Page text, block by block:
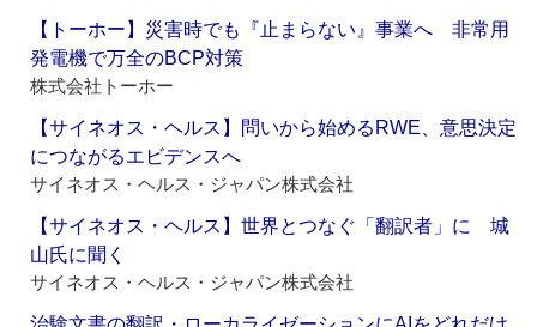
【トーホー】災害時でも『止まらない』事業へ 非常用
発電機で万全のBCP対策
株式会社トーホー
【サイネオス・ヘルス】問いから始めるRWE、意思決定
につながるエビデンスへ
サイネオス・ヘルス・ジャパン株式会社
【サイネオス・ヘルス】世界とつなぐ「翻訳者」に 城
山氏に聞く
サイネオス・ヘルス・ジャパン株式会社